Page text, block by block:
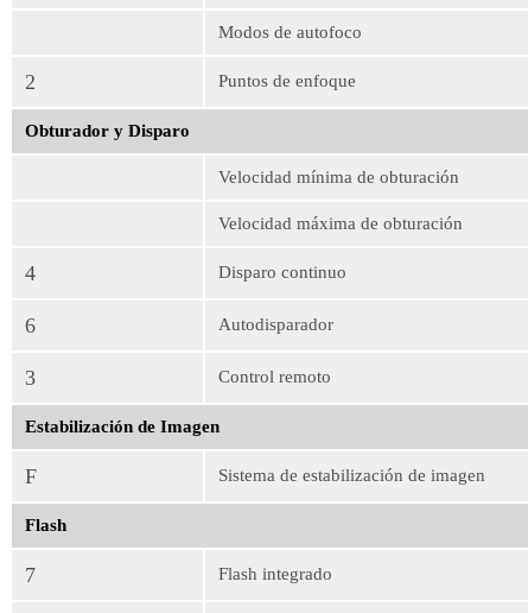
Modos de autofoco
2 Puntos de enfoque
Obturador y Disparo
Velocidad mínima de obturación
Velocidad máxima de obturación
4 Disparo continuo
6 Autodisparador
3 Control remoto
Estabilización de Imagen
F Sistema de estabilización de imagen
Flash
7 Flash integrado